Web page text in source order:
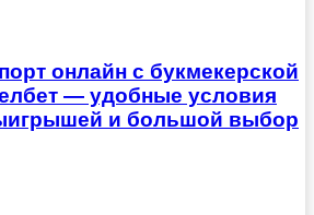
онлайн с букмекерской
— удобные условия
и большой выбор